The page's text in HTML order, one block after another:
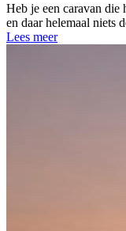
Heb je een caravan die
en daar helemaal niets
Lees meer